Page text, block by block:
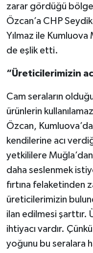
zarar gördüğü
Özcan’a CHP
Yılmaz ile
de eşlik etti.
“Üreticilerimizin
Cam seraların
ürünlerin
Özcan,
kendilerine acı
yetkililere
daha seslenmek
fırtına felaketinden
üreticilerimizin
ilan edilmesi şarttır.
ihtiyacı vardır. Çünkü
yoğunu bu seralara